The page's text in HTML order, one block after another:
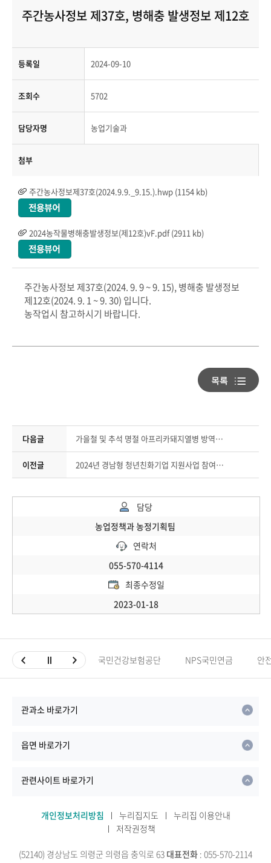
주간농사정보 제37호, 병해충 발생정보 제12호
등록일 2024-09-10
조회수 5702
담당자명 농업기술과
첨부
주간농사정보제37호(2024.9.9._9.15.).hwp (1154 kb)
2024농작물병해충발생정보(제12호)vF.pdf (2911 kb)
주간농사정보 제37호(2024. 9. 9 ~ 9. 15), 병해충 발생정보
제12호(2024. 9. 1 ~ 9. 30) 입니다.
농작업시 참고하시기 바랍니다.
다음글 가을철 및 추석 명절 아프리카돼지열병 방역수칙 홍보
이전글 2024년 경남형 청년친화기업 지원사업 참여기업 추가 모집
담당
농업정책과 농정기획팀
연락처
055-570-4114
최종수정일
2023-01-18
국민건강보험공단 NPS국민연금 안
관과소 바로가기
읍면 바로가기
관련사이트 바로가기
개인정보처리방침 누리집지도
누리집 이용안내
저작권정책
(52140) 경상남도 의령군 의령읍 충익로 63 대표전화 : 055-570-2114